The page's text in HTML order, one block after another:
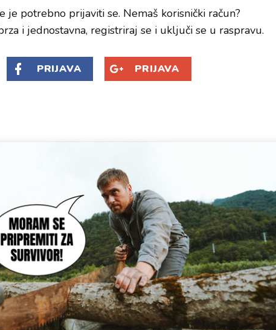
je potrebno prijaviti se. Nemaš korisnički račun?
i jednostavna, registriraj se i uključi se u raspravu.
PRIJAVA PRIJAVA